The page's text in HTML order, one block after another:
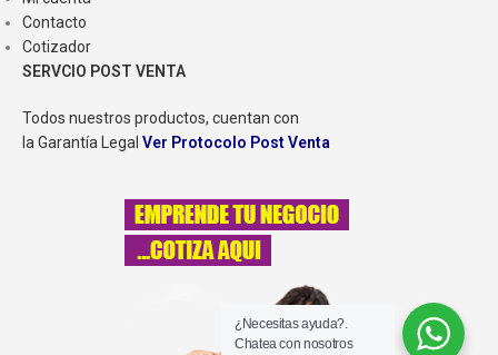
Contacto
Cotizador
SERVCIO POST VENTA
Todos nuestros productos, cuentan con
la Garantía Legal Ver Protocolo Post Venta
¿Necesitas ayuda?.
Chatea con nosotros